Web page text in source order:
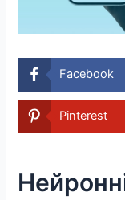
Facebook
Pinterest